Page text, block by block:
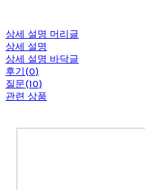
상세 설명 머리글
상세 설명
상세 설명 바닥글
후기(0)
질문(10)
관련 상품